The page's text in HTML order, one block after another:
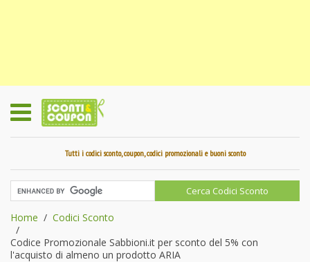
Tutti i codici sconto, coupon, codici promozionali e buoni sconto
Home
Codici Sconto
Codice Promozionale Sabbioni.it per sconto del 5% con
l'acquisto di almeno un prodotto ARIA